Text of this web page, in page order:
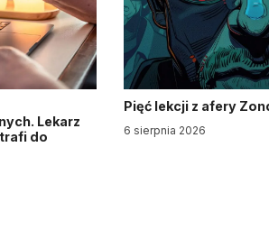
Lekarz
do
Pięć lekcji z afery
6 sierpnia 2026